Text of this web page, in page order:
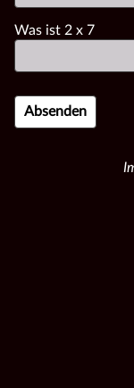
Was ist 2 x 7